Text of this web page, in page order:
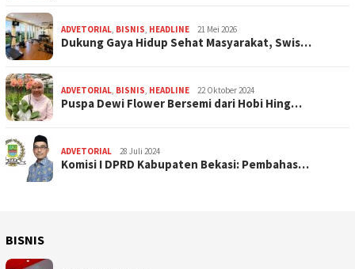
ADVETORIAL, BISNIS, HEADLINE 21 Mei 2026
Dukung Gaya Hidup Sehat Masyarakat, Swis…
ADVETORIAL, BISNIS, HEADLINE 22 Oktober 2024
Puspa Dewi Flower Bersemi dari Hobi Hing…
ADVETORIAL 28 Juli 2024
Komisi I DPRD Kabupaten Bekasi: Pembahas…
BISNIS